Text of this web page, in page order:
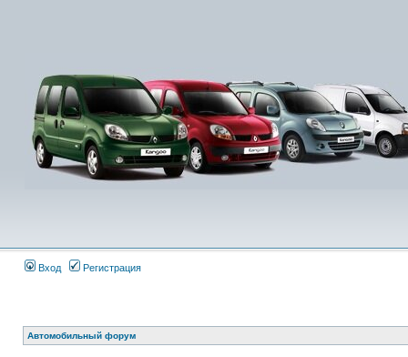
Вход Регистрация
Автомобильный форум